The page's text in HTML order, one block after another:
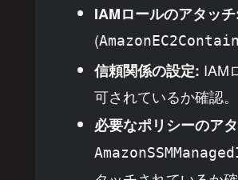
IAMロールのアタッ
(
信頼関係の設定: IAM
可されているか確認。
必要なポリシーのア